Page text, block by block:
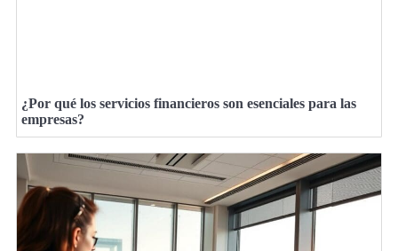
¿Por qué los servicios financieros son esenciales para las
empresas?